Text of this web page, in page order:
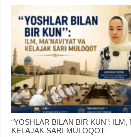
“YOSHLAR BILAN BIR KUN”: ILM,
KELAJAK SARI MULOQOT